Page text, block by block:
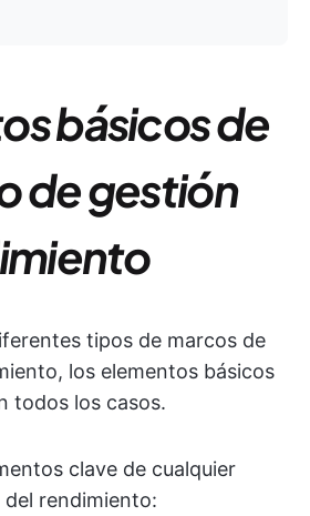
básicos de
de gestión
tipos de marcos de
los elementos básicos
todos los casos.
clave de cualquier
rendimiento: